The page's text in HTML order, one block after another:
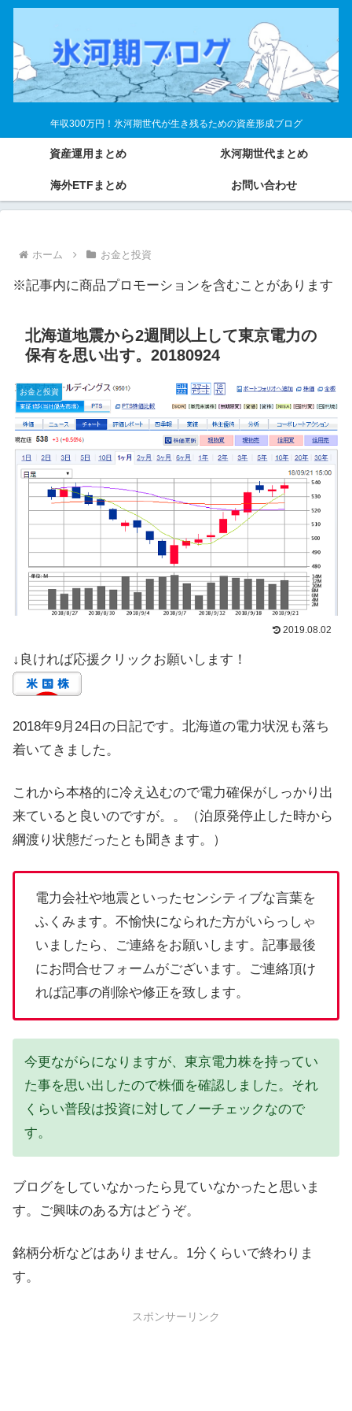
年収300万円！氷河期世代が生き残るための資産形成ブログ
資産運用まとめ 氷河期世代まとめ
海外ETFまとめ お問い合わせ
ホーム お金と投資
※記事内に商品プロモーションを含むことがあります
北海道地震から2週間以上して東京電力の
保有を思い出す。20180924
お金と投資
2019.08.02
↓良ければ応援クリックお願いします！
2018年9月24日の日記です。北海道の電力状況も落ち
着いてきました。
これから本格的に冷え込むので電力確保がしっかり出
来ていると良いのですが。。（泊原発停止した時から
綱渡り状態だったとも聞きます。）
電力会社や地震といったセンシティブな言葉を
ふくみます。不愉快になられた方がいらっしゃ
いましたら、ご連絡をお願いします。記事最後
にお問合せフォームがございます。ご連絡頂け
れば記事の削除や修正を致します。
今更ながらになりますが、東京電力株を持ってい
た事を思い出したので株価を確認しました。それ
くらい普段は投資に対してノーチェックなので
す。
ブログをしていなかったら見ていなかったと思いま
す。ご興味のある方はどうぞ。
銘柄分析などはありません。1分くらいで終わりま
す。
スポンサーリンク